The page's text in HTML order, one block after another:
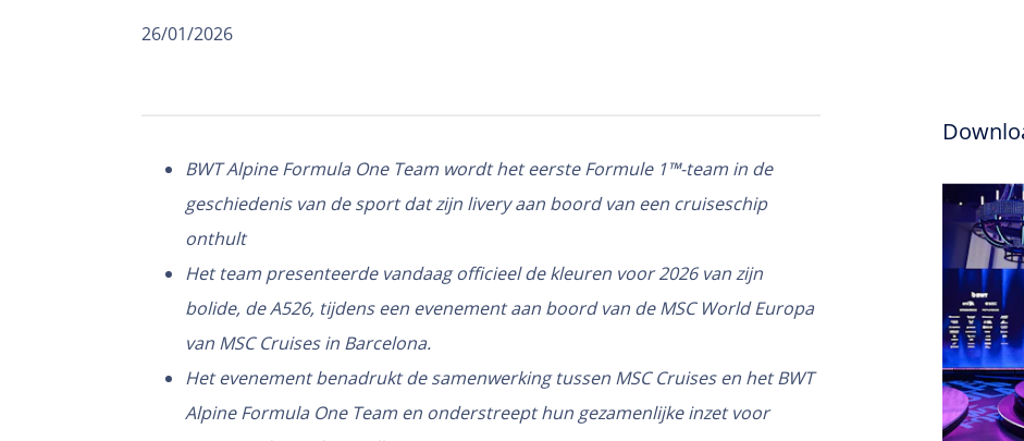
26/01/2026
BWT Alpine Formula One Team wordt het eerste Formule 1™-team in de
geschiedenis van de sport dat zijn livery aan boord van een cruiseschip
onthult
Het team presenteerde vandaag officieel de kleuren voor 2026 van zijn
bolide, de A526, tijdens een evenement aan boord van de MSC World Europa
van MSC Cruises in Barcelona.
Het evenement benadrukt de samenwerking tussen MSC Cruises en het BWT
Alpine Formula One Team en onderstreept hun gezamenlijke inzet voor